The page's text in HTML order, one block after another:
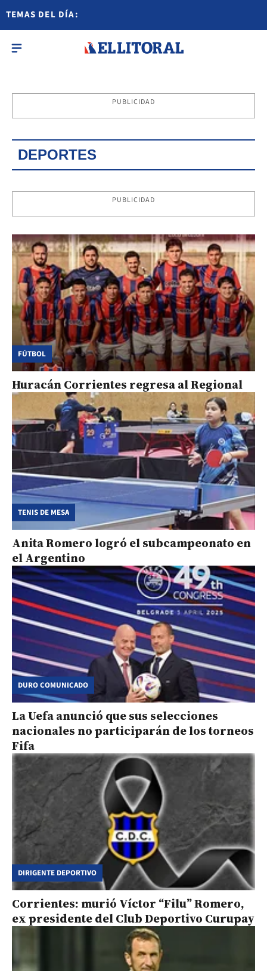
TEMAS DEL DÍA:
PUBLICIDAD
DEPORTES
PUBLICIDAD
FÚTBOL
Huracán Corrientes regresa al Regional
TENIS DE MESA
Anita Romero logró el subcampeonato en
el Argentino
DURO COMUNICADO
La Uefa anunció que sus selecciones
nacionales no participarán de los torneos
Fifa
DIRIGENTE DEPORTIVO
Corrientes: murió Víctor “Filu” Romero,
ex presidente del Club Deportivo Curupay